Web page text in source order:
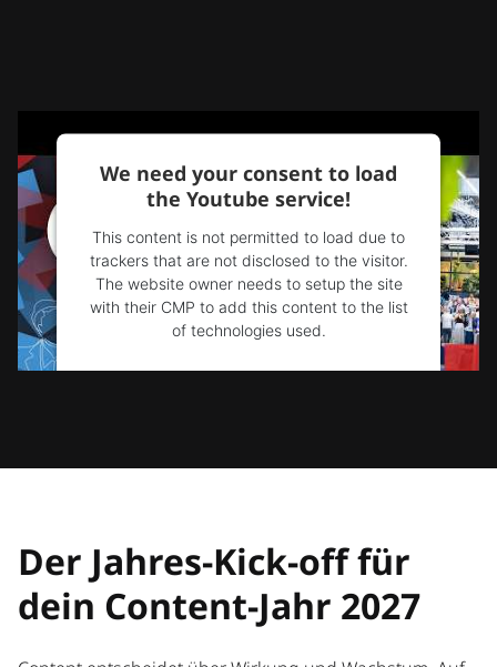
We need your consent to load
the Youtube service!
This content is not permitted to load due to
trackers that are not disclosed to the visitor.
The website owner needs to setup the site
with their CMP to add this content to the list
of technologies used.
Powered byUsercentrics Consent
Der Jahres-Kick-off für
dein Content-Jahr 2027